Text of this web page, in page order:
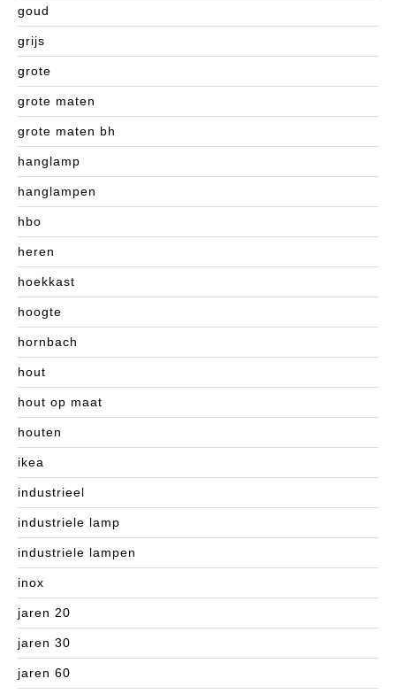
goud
grijs
grote
grote maten
grote maten bh
hanglamp
hanglampen
hbo
heren
hoekkast
hoogte
hornbach
hout
hout op maat
houten
ikea
industrieel
industriele lamp
industriele lampen
inox
jaren 20
jaren 30
jaren 60